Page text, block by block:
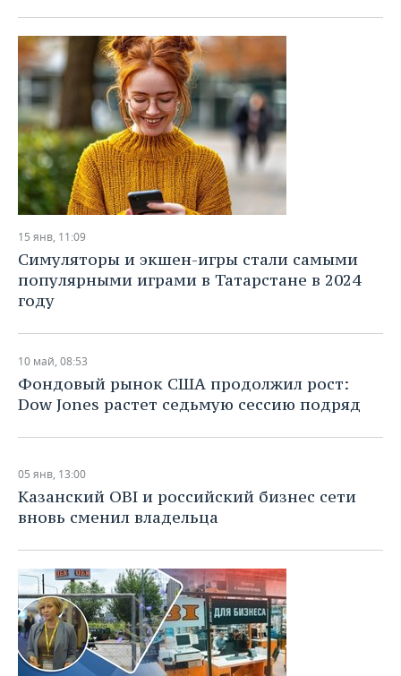
15 янв, 11:09
Симуляторы и экшен-игры стали самыми
популярными играми в Татарстане в 2024
году
10 май, 08:53
Фондовый рынок США продолжил рост:
Dow Jones растет седьмую сессию подряд
05 янв, 13:00
Казанский OBI и российский бизнес сети
вновь сменил владельца